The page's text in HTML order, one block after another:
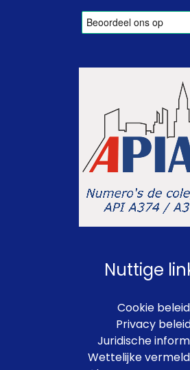
Nuttige
Cookie beleid
Privacy
Juridische
Wettelijke